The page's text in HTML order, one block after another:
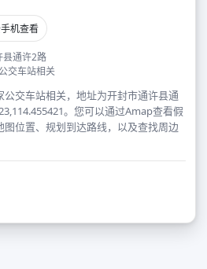
机查看
县通许2路
交车站相关
交车站相关，地址为开封市通许县通
。您可以通过Amap查看假
图位置、规划到达路线，以及查找周边